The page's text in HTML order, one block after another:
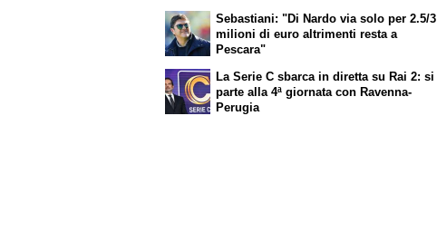
Sebastiani: "Di Nardo via solo per 2.5/3
milioni di euro altrimenti resta a
Pescara"
La Serie C sbarca in diretta su Rai 2: si
parte alla 4ª giornata con Ravenna-
Perugia